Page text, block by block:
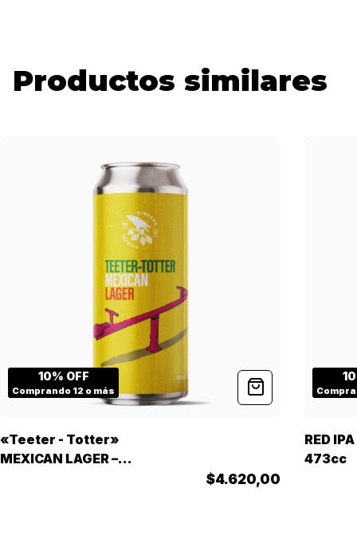
Productos similares
10% OFF
Comprando 12 o más
«Teeter - Totter»
MEXICAN LAGER –
$4.620,00
RED
473cc